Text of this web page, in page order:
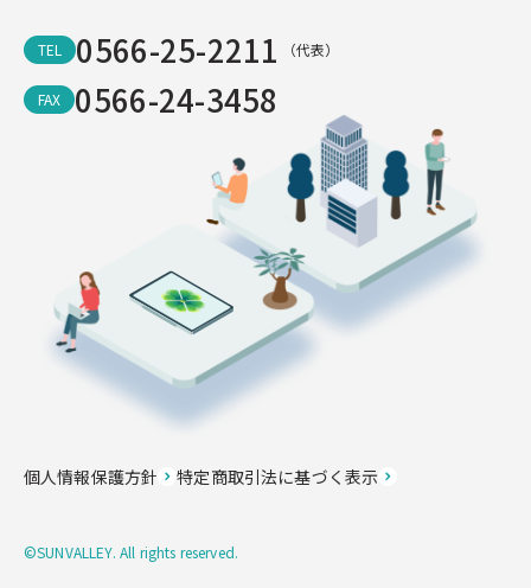
TEL 0566-25-2211 （代表）
FAX 0566-24-3458
個人情報保護方針 特定商取引法に基づく表示
©SUNVALLEY. All rights reserved.